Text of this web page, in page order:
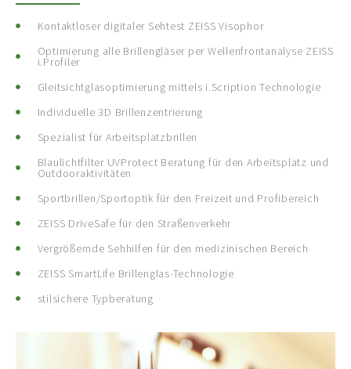
Kontaktloser digitaler Sehtest ZEISS Visophor
Optimierung alle Brillengläser per Wellenfrontanalyse ZEISS
i.Profiler
Gleitsichtglasoptimierung mittels i.Scription Technologie
Individuelle 3D Brillenzentrierung
Spezialist für Arbeitsplatzbrillen
Blaulichtfilter UVProtect Beratung für den Arbeitsplatz und
Outdooraktivitäten
Sportbrillen/Sportoptik für den Freizeit und Profibereich
ZEISS DriveSafe für den Straßenverkehr
Vergrößernde Sehhilfen für den medizinischen Bereich
ZEISS SmartLife Brillenglas-Technologie
stilsichere Typberatung